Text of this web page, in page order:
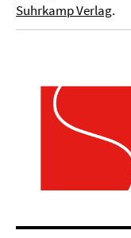
Suhrkamp Verlag.